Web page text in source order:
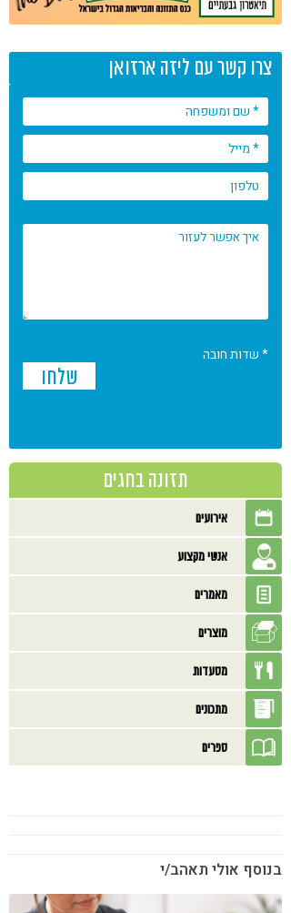
צרו קשר עם ליזה ארזואן
* שדות חובה
תזונה בחגים
אירועים
אנשי מקצוע
מאמרים
מוצרים
מסעדות
מתכונים
ספרים
בנוסף אולי תאהב/י